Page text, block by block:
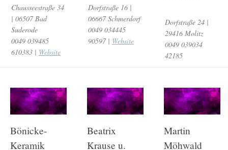
Chausseestraße 34
| 06507 Bad
Suderode
0049 039485
610383 | Website
Dorfstraße 16 |
06667 Schmerdorf
0049 034445
90597 | Website
Dorfstraße 24 |
29416 Molitz
0049 039034
42185
Bönicke-
Keramik
Beatrix
Krause u.
Martin
Möhwald